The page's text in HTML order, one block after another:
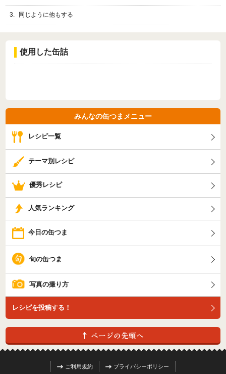
同じように他もする
使用した缶詰
みんなの缶つまメニュー
レシピ一覧
テーマ別レシピ
優秀レシピ
人気ランキング
今日の缶つま
旬の缶つま
写真の撮り方
レシピを投稿する！
ご利用規約 プライバシーポリシー